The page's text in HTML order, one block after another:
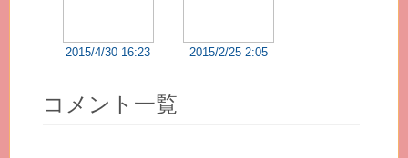
2015/4/30 16:23 2015/2/25 2:05
コメント一覧